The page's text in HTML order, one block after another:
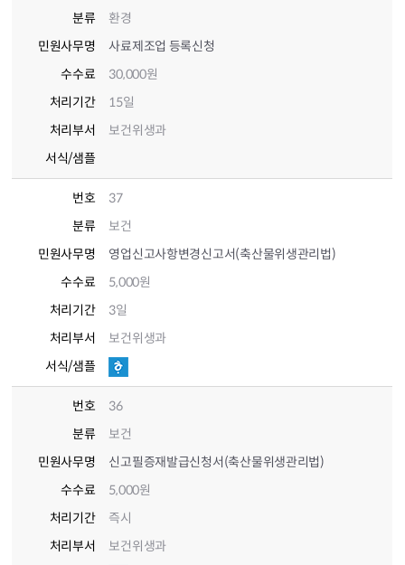
분류
환경
민원사무명
사료제조업 등록신청
수수료
30,000원
처리기간
15일
처리부서
보건위생과
서식/샘플
번호
37
분류
보건
민원사무명
영업신고사항변경신고서(축산물위생관리법)
수수료
5,000원
처리기간
3일
처리부서
보건위생과
서식/샘플
번호
36
분류
보건
민원사무명
신고필증재발급신청서(축산물위생관리법)
수수료
5,000원
처리기간
즉시
처리부서
보건위생과